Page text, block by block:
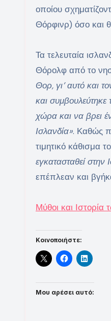
οποίου
Θόρφινρ) όσο και
Τα τελευταία
Θόρολφ από το
Θορ, γι’ αυτό και
και συμβουλεύτηκε
χώρα και να βρει
Ισλανδία». Καθώς
τιμητικό κάθισμα
εγκατασταθεί
επέπλεαν και
Μύθοι και Ιστορία
Κοινοποιήστε:
Μου αρέσει αυτό: